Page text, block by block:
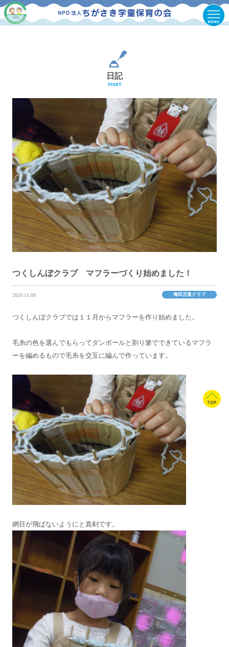
日記
DIARY
つくしんぼクラブ マフラーづくり始めました！
2020.11.09 梅田児童クラブ
つくしんぼクラブでは１１月からマフラーを作り始めました。
毛糸の色を選んでもらってダンボールと割り箸でできているマフラ
ーを編めるもので毛糸を交互に編んで作っています。
網目が飛ばないようにと真剣です。